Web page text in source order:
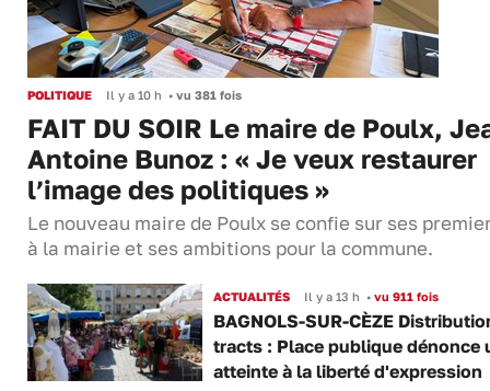
POLITIQUE Il y a 10 h • vu 381 fois
FAIT DU SOIR Le maire de Poulx,
Antoine Bunoz : « Je veux restaurer
l’image des politiques »
Le nouveau maire de Poulx se confie sur ses
à la mairie et ses ambitions pour la commune.
ACTUALITÉS Il y a 13 h •vu 911 fois
BAGNOLS-SUR-CÈZE
tracts : Place publique dénonce
atteinte à la liberté d'expression